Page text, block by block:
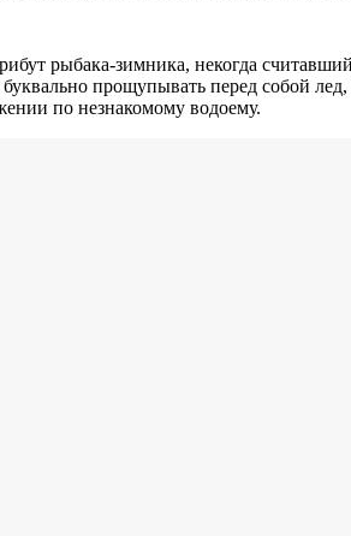
рыбака-зимника, некогда
прощупывать перед собой
по незнакомому водоему.